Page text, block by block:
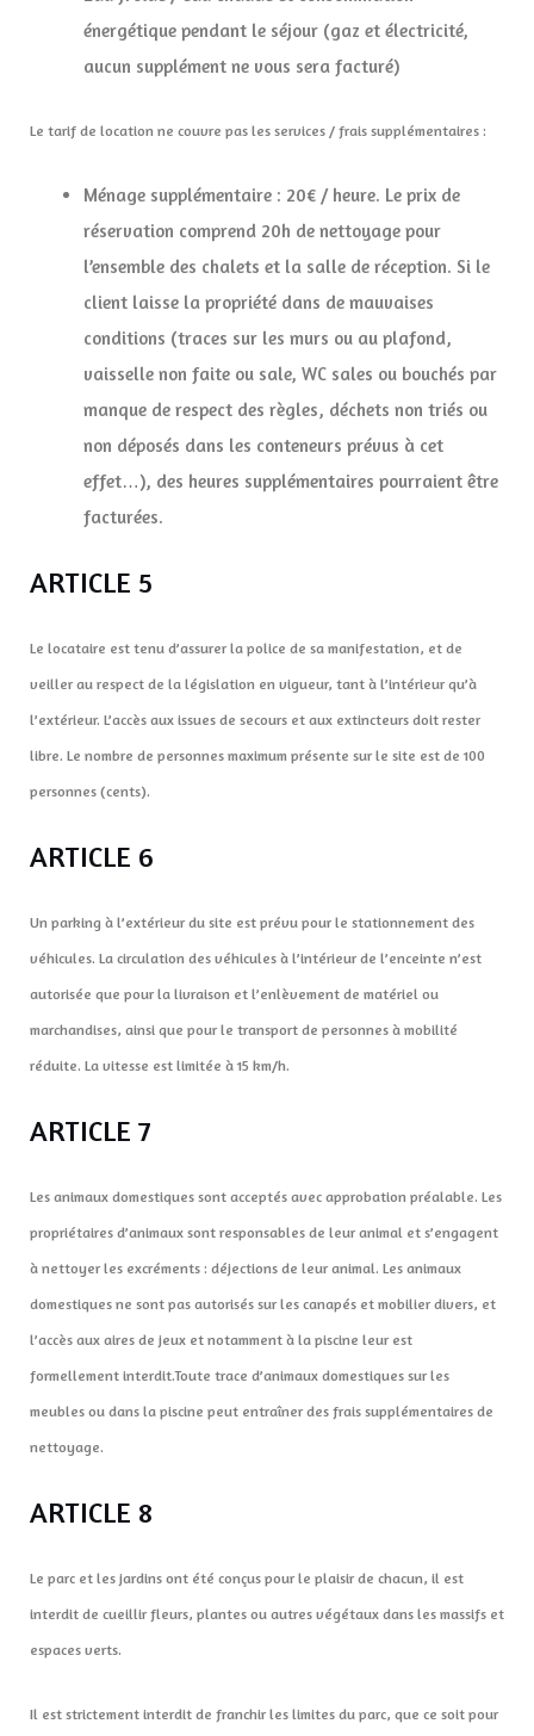
énergétique pendant le séjour (gaz et électricité,
aucun supplément ne vous sera facturé)
Le tarif de location ne couvre pas les services / frais supplémentaires :
Ménage supplémentaire : 20€ / heure. Le prix de
réservation comprend 20h de nettoyage pour
l’ensemble des chalets et la salle de réception. Si le
client laisse la propriété dans de mauvaises
conditions (traces sur les murs ou au plafond,
vaisselle non faite ou sale, WC sales ou bouchés par
manque de respect des règles, déchets non triés ou
non déposés dans les conteneurs prévus à cet
effet…), des heures supplémentaires pourraient être
facturées.
ARTICLE 5
Le locataire est tenu d’assurer la police de sa manifestation, et de
veiller au respect de la législation en vigueur, tant à l’intérieur qu’à
l’extérieur. L’accès aux issues de secours et aux extincteurs doit rester
libre. Le nombre de personnes maximum présente sur le site est de 100
personnes (cents).
ARTICLE 6
Un parking à l’extérieur du site est prévu pour le stationnement des
véhicules. La circulation des véhicules à l’intérieur de l’enceinte n’est
autorisée que pour la livraison et l’enlèvement de matériel ou
marchandises, ainsi que pour le transport de personnes à mobilité
réduite. La vitesse est limitée à 15 km/h.
ARTICLE 7
Les animaux domestiques sont acceptés avec approbation préalable. Les
propriétaires d’animaux sont responsables de leur animal et s’engagent
à nettoyer les excréments : déjections de leur animal. Les animaux
domestiques ne sont pas autorisés sur les canapés et mobilier divers, et
l’accès aux aires de jeux et notamment à la piscine leur est
formellement interdit.Toute trace d’animaux domestiques sur les
meubles ou dans la piscine peut entraîner des frais supplémentaires de
nettoyage.
ARTICLE 8
Le parc et les jardins ont été conçus pour le plaisir de chacun, il est
interdit de cueillir fleurs, plantes ou autres végétaux dans les massifs et
espaces verts.
Il est strictement interdit de franchir les limites du parc, que ce soit pour